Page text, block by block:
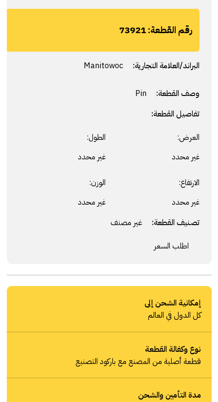
رقم القطعة:73921
البراند/العلامة التجارية: Manitowoc
وصف القطعة:
تفاصيل القطعة:
العرض:
غير محدد
الطول:
غير محدد
الارتفاع:
غير محدد
الوزن:
غير محدد
تصنيف القطعة: غير مصنف
اطلب السعر
إمكانية الشحن إلى
كل الدول في العالم
نوع وكفالة القطعة
قطعة أصلية من المصنع مع باركود التصنيع
مدة التأمين والشحن